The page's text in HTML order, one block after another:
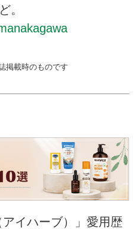
。
掲載時のものです
イハーブ）」愛用歴